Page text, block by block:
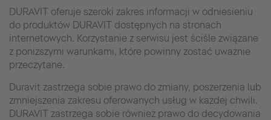
DURAVIT oferuje szeroki zakres informacji w odniesieniu
do produktów DURAVIT dostępnych na stronach
internetowych. Korzystanie z serwisu jest ściśle związane
z poniższymi warunkami, które powinny zostać uważnie
przeczytane.
Duravit zastrzega sobie prawo do zmiany, poszerzenia lub
zmniejszenia zakresu oferowanych usług w każdej chwili.
DURAVIT zastrzega sobie również prawo do decydowania